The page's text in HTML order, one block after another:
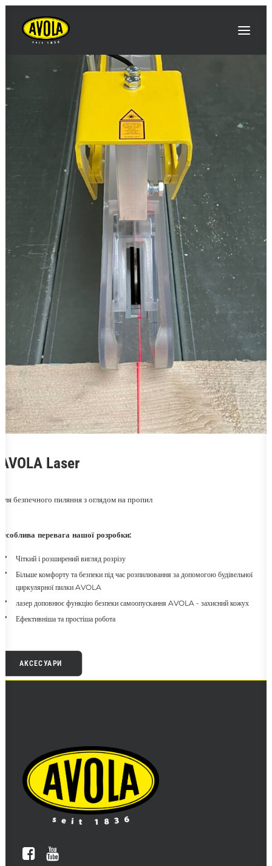
ІННОВАЦІЇ / НОВИНИ
ПОДІЇ / ЯРМАРКИ
ПРОДУКТИ
КОНТАКТИ ТА ВКАЗІВКИ
ШУКАТИ
AVOLA Laser
для безпечного пиляння з оглядом на пропил
Особлива перевага нашої розробки:
Чіткий і розширений вигляд розрізу
Більше комфорту та безпеки під час розпилювання за допомогою будівельної
циркулярної пилки AVOLA
лазер доповнює функцію безпеки самоопускання AVOLA - захисний кожух
Ефективніша та простіша робота
АКСЕСУАРИ